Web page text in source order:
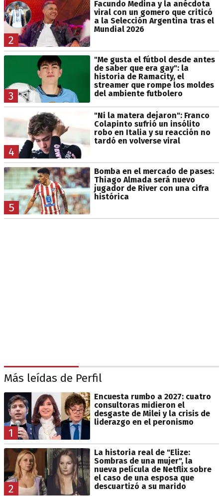
2
Facundo Medina y la anécdota
viral con un gomero que criticó
a la Selección Argentina tras el
Mundial 2026
3
"Me gusta el fútbol desde antes
de saber que era gay": la
historia de Ramacity, el
streamer que rompe los moldes
del ambiente futbolero
4
"Ni la matera dejaron": Franco
Colapinto sufrió un insólito
robo en Italia y su reacción no
tardó en volverse viral
5
Bomba en el mercado de pases:
Thiago Almada será nuevo
jugador de River con una cifra
histórica
Más leídas de Perfil
1
Encuesta rumbo a 2027: cuatro
consultoras midieron el
desgaste de Milei y la crisis de
liderazgo en el peronismo
2
La historia real de "Elize:
Sombras de una mujer", la
nueva película de Netflix sobre
el caso de una esposa que
descuartizó a su marido